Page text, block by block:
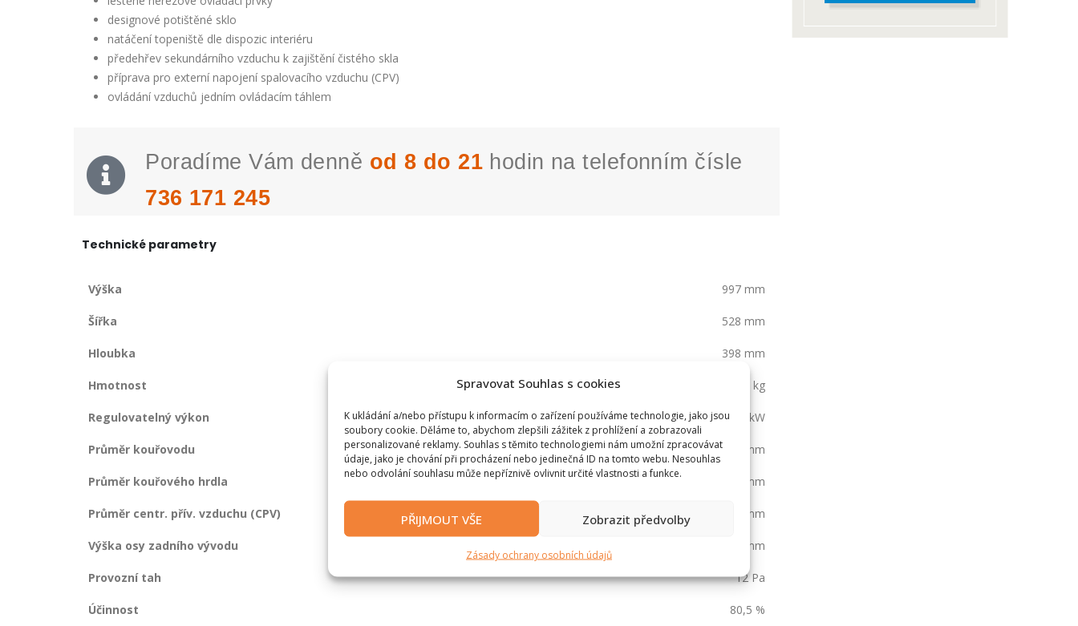
Spravovat Souhlas s cookies
K ukládání a/nebo přístupu k informacím o zařízení používáme technologie, jako jsou
soubory cookie. Děláme to, abychom zlepšili zážitek z prohlížení a zobrazovali
personalizované reklamy. Souhlas s těmito technologiemi nám umožní zpracovávat
údaje, jako je chování při procházení nebo jedinečná ID na tomto webu. Nesouhlas
nebo odvolání souhlasu může nepříznivě ovlivnit určité vlastnosti a funkce.
PŘIJMOUT VŠE Zobrazit předvolby
Zásady ochrany osobních údajů
designové potištěné sklo
natáčení topeniště dle dispozic interiéru
předehřev sekundárního vzduchu k zajištění čistého skla
příprava pro externí napojení spalovacího vzduchu (CPV)
ovládání vzduchů jedním ovládacím táhlem
Poradíme Vám denně od 8 do 21 hodin na telefonním čísle
736 171 245
Technické parametry
Výška 997 mm
Šířka 528 mm
Hloubka 398 mm
Hmotnost 128 kg
Regulovatelný výkon 2,0-5,2 kW
Průměr kouřovodu 150 mm
Průměr kouřového hrdla 150 mm
Průměr centr. přív. vzduchu (CPV) 125 mm
Výška osy zadního vývodu 863 mm
Provozní tah 12 Pa
Účinnost 80,5 %